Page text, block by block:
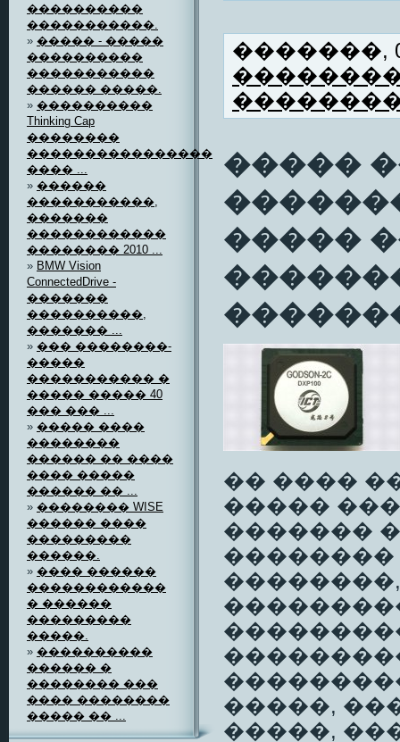
����������
�����������.
» ����� - �����
����������
�����������
������ �����.
» ����������
Thinking Cap
��������
����������������
���� ...
» ������
�����������,
�������
������������
�������� 2010 ...
» BMW Vision
ConnectedDrive -
�������
����������,
������� ...
» ��� ��������-
�����
����������� �
����� ����� 40
��� ��� ...
» ����� ����
��������
������ �� ����
���� �����
������ �� ...
» �������� WISE
������ ����
���������
������.
» ���� ������
������������
� ������
���������
�����.
» ����������
������ �
�������� ���
���� ��������
����� �� ...
�������,
�����
�����
�� ����
�����
�������
��������,
�����,
�����,